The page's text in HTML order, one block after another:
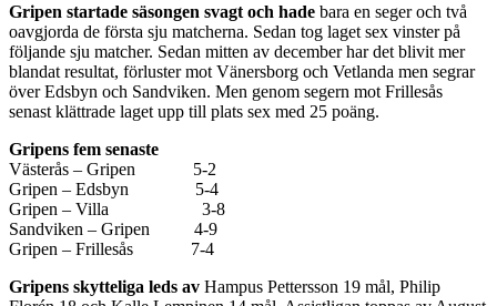
Gripen startade säsongen svagt och hade bara en seger och två
oavgjorda de första sju matcherna. Sedan tog laget sex vinster på
följande sju matcher. Sedan mitten av december har det blivit mer
blandat resultat, förluster mot Vänersborg och Vetlanda men segrar
över Edsbyn och Sandviken. Men genom segern mot Frillesås
senast klättrade laget upp till plats sex med 25 poäng.
Gripens fem senaste
Västerås – Gripen 5-2
Gripen – Edsbyn 5-4
Gripen – Villa 3-8
Sandviken – Gripen 4-9
Gripen – Frillesås 7-4
Gripens skytteliga leds av Hampus Pettersson 19 mål, Philip